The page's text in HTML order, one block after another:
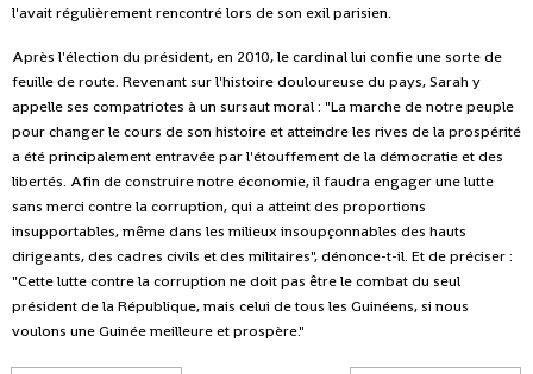
l'avait régulièrement rencontré lors de son exil parisien.
Après l'élection du président, en 2010, le cardinal lui confie une sorte de
feuille de route. Revenant sur l'histoire douloureuse du pays, Sarah y
appelle ses compatriotes à un sursaut moral : "La marche de notre peuple
pour changer le cours de son histoire et atteindre les rives de la prospérité
a été principalement entravée par l'étouffement de la démocratie et des
libertés. Afin de construire notre économie, il faudra engager une lutte
sans merci contre la corruption, qui a atteint des proportions
insupportables, même dans les milieux insoupçonnables des hauts
dirigeants, des cadres civils et des militaires", dénonce-t-il. Et de préciser :
"Cette lutte contre la corruption ne doit pas être le combat du seul
président de la République, mais celui de tous les Guinéens, si nous
voulons une Guinée meilleure et prospère."